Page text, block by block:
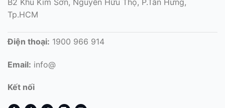
Tp.HCM
Điện thoại: 1900 966 914
Email: info@
Kết nối